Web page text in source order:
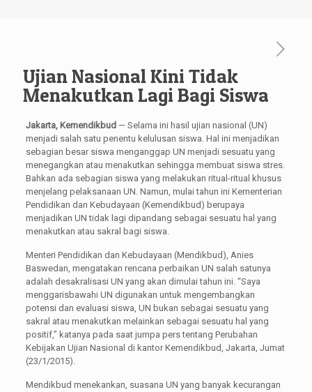
Ujian Nasional Kini Tidak
Menakutkan Lagi Bagi Siswa
Jakarta, Kemendikbud— Selama ini hasil ujian nasional (UN)
menjadi salah satu penentu kelulusan siswa. Hal ini menjadikan
sebagian besar siswa menganggap UN menjadi sesuatu yang
menegangkan atau menakutkan sehingga membuat siswa stres.
Bahkan ada sebagian siswa yang melakukan ritual-ritual khusus
menjelang pelaksanaan UN. Namun, mulai tahun ini Kementerian
Pendidikan dan Kebudayaan (Kemendikbud) berupaya
menjadikan UN tidak lagi dipandang sebagai sesuatu hal yang
menakutkan atau sakral bagi siswa.
Menteri Pendidikan dan Kebudayaan (Mendikbud), Anies
Baswedan, mengatakan rencana perbaikan UN salah satunya
adalah desakralisasi UN yang akan dimulai tahun ini. “Saya
menggarisbawahi UN digunakan untuk mengembangkan
potensi dan evaluasi siswa, UN bukan sebagai sesuatu yang
sakral atau menakutkan melainkan sebagai sesuatu hal yang
positif,” katanya pada saat jumpa pers tentang Perubahan
Kebijakan Ujian Nasional di kantor Kemendikbud, Jakarta, Jumat
(23/1/2015).
Mendikbud menekankan, suasana UN yang banyak kecurangan